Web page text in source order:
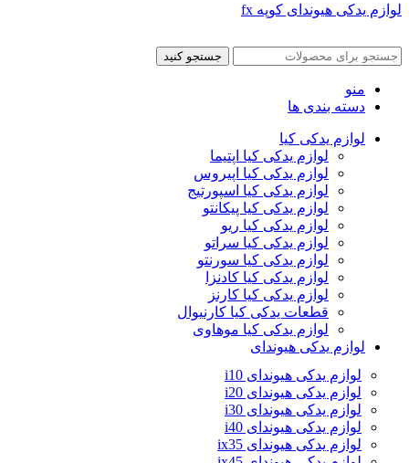
لوازم یدکی هیوندای کوپه fx
جستجو کنید
منو
دسته بندی ها
لوازم یدکی کیا
لوازم یدکی کیا اپتیما
لوازم یدکی کیا اپیروس
لوازم یدکی کیا اسپورتیج
لوازم یدکی کیا پیکانتو
لوازم یدکی کیا ریو
لوازم یدکی کیا سراتو
لوازم یدکی کیا سورنتو
لوازم یدکی کیا کادنزا
لوازم یدکی کیا کارنز
قطعات یدکی کیا کارنیوال
لوازم یدکی کیا موهاوی
لوازم یدکی هیوندای
لوازم یدکی هیوندای i10
لوازم یدکی هیوندای i20
لوازم یدکی هیوندای i30
لوازم یدکی هیوندای i40
لوازم یدکی هیوندای ix35